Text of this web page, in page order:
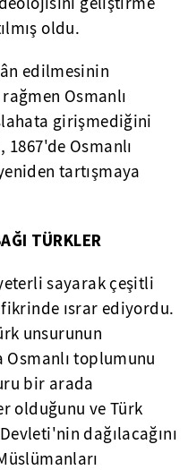
oldu.
edilmesinin
Osmanlı
girişmediğini
Osmanlı
tartışmaya
TÜRKLER
sayarak çeşitli
ısrar ediyordu.
unsurunun
toplumunu
bir arada
olduğunu ve Türk
dağılacağını